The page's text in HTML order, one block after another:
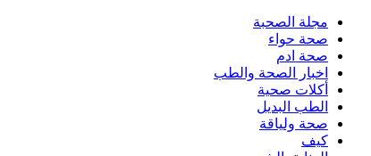
مجلة الصحبة
صحة حواء
صحة ادم
اخبار الصحة والطب
أكلات صحية
الطب البديل
صحة ولياقة
كيف